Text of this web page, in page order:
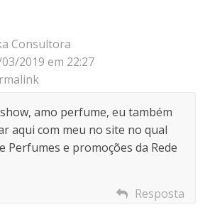
Consultora
2019 em 22:27
amo perfume, eu também
aqui com meu no site no qual
Perfumes e promoções da Rede
Resposta